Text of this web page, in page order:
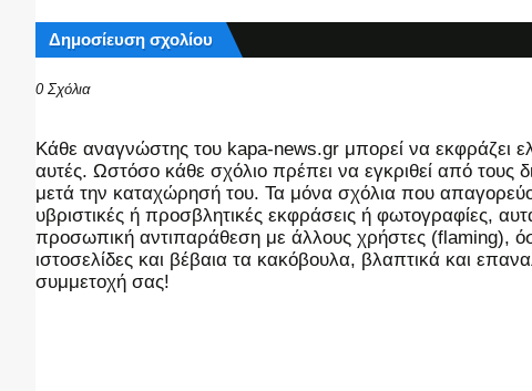
Δημοσίευση σχολίου
0 Σχόλια
Kάθε αναγνώστης του kapa-news.gr μπορεί να εκφράζει
αυτές. Ωστόσο κάθε σχόλιο πρέπει να εγκριθεί από τους
μετά την καταχώρησή του. Τα μόνα σχόλια που
υβριστικές ή προσβλητικές εκφράσεις ή φωτογραφίες,
προσωπική αντιπαράθεση με άλλους χρήστες (flaming),
ιστοσελίδες και βέβαια τα κακόβουλα, βλαπτικά και
συμμετοχή σας!